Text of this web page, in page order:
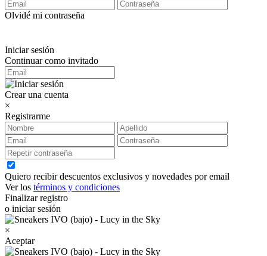
Olvidé mi contraseña
Iniciar sesión
Continuar como invitado
Crear una cuenta
×
Registrarme
Quiero recibir descuentos exclusivos y novedades por email
Ver los términos y condiciones
Finalizar registro
o iniciar sesión
×
Aceptar